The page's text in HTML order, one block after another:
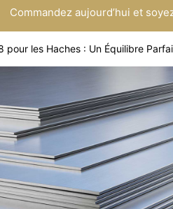
Commandez aujourd’hui et
8 pour les Haches : Un Équilibre